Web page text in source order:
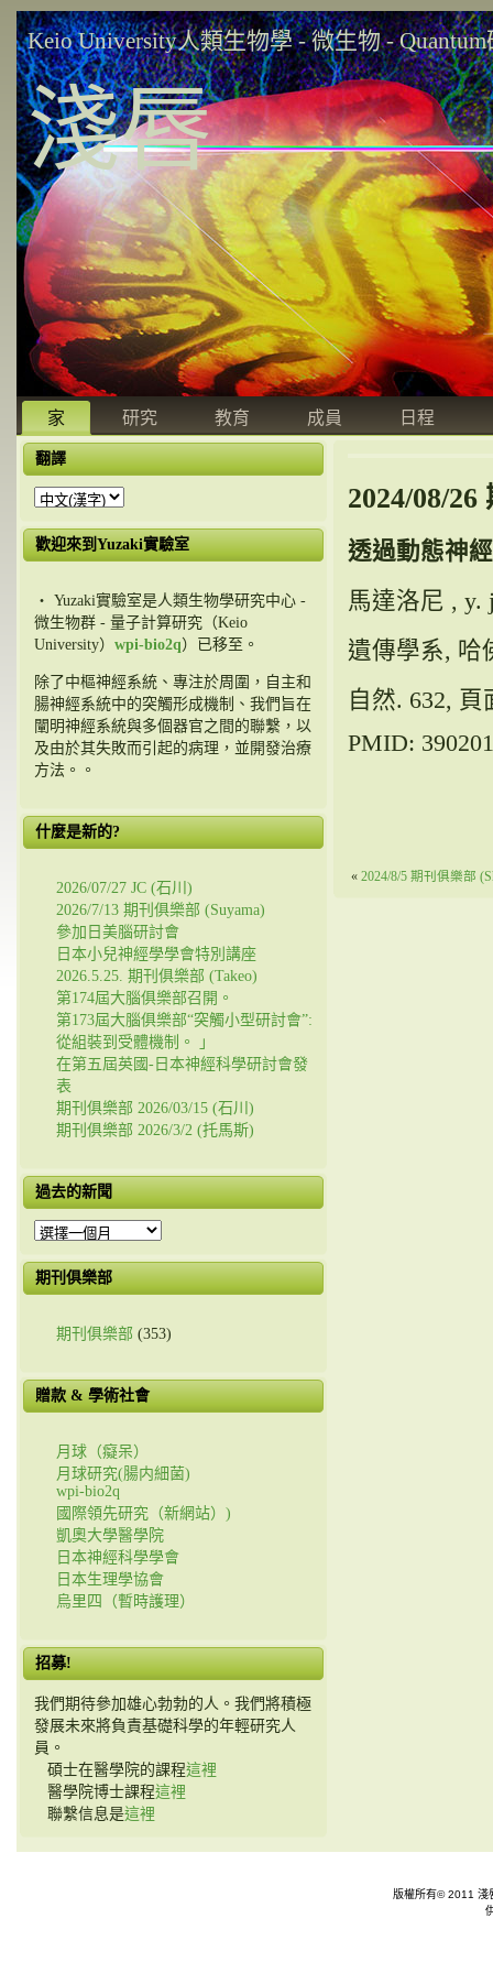
Keio University人類生物學 - 微生物 -
淺唇
家 研究 教育 成員 日程
翻譯
歡迎來到Yuzaki實驗室
・ Yuzaki實驗室是人類生物學研究中心 -
微生物群 - 量子計算研究（Keio
University） wpi-bio2q）已移至。
除了中樞神經系統、專注於周圍，自主和
腸神經系統中的突觸形成機制、我們旨在
闡明神經系統與多個器官之間的聯繫，以
及由於其失敗而引起的病理，並開發治療
方法。。
什麼是新的?
2026/07/27 JC (石川)
2026/7/13 期刊俱樂部 (Suyama)
參加日美腦研討會
日本小兒神經學學會特別講座
2026.5.25. 期刊俱樂部 (Takeo)
第174屆大腦俱樂部召開。
第173屆大腦俱樂部“突觸小型研討會”:
從組裝到受體機制。 」
在第五屆英國-日本神經科學研討會發
表
期刊俱樂部 2026/03/15 (石川)
期刊俱樂部 2026/3/2 (托馬斯)
過去的新聞
過
的
新
期刊俱樂部
期刊俱樂部 (353)
贈款 & 學術社會
月球（癡呆）
月球研究(腸内細菌)
wpi-bio2q
國際領先研究（新網站）)
凱奧大學醫學院
日本神經科學學會
日本生理學協會
烏里四（暫時護理）
招募!
我們期待參加雄心勃勃的人。我們將積極
發展未來將負責基礎科學的年輕研究人
員。
碩士在醫學院的課程這裡
醫學院博士課程這裡
聯繫信息是這裡
2024/08/
透過動態神
馬達洛尼 , y.
遺傳學系, 哈
自然. 632, 頁
PMID:
« 2024/8/5 期刊俱樂部
版權所有© 2011 淺